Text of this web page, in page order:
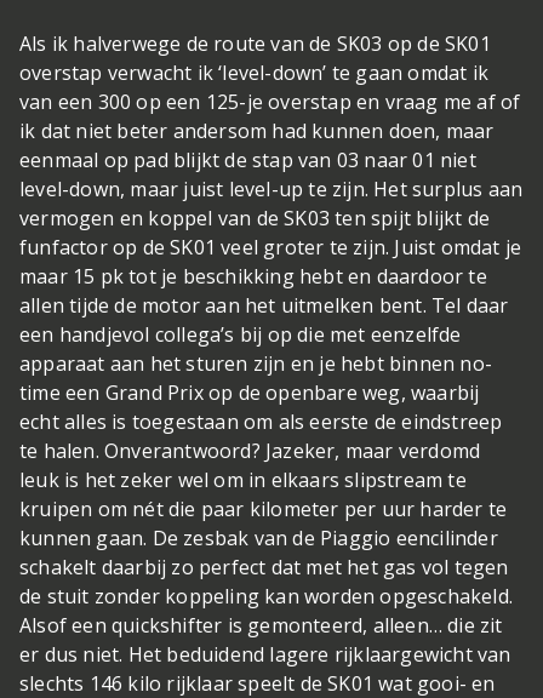
Als ik halverwege de route van de SK03 op de SK01
overstap verwacht ik ‘level-down’ te gaan omdat ik
van een 300 op een 125-je overstap en vraag me af of
ik dat niet beter andersom had kunnen doen, maar
eenmaal op pad blijkt de stap van 03 naar 01 niet
level-down, maar juist level-up te zijn. Het surplus aan
vermogen en koppel van de SK03 ten spijt blijkt de
funfactor op de SK01 veel groter te zijn. Juist omdat je
maar 15 pk tot je beschikking hebt en daardoor te
allen tijde de motor aan het uitmelken bent. Tel daar
een handjevol collega’s bij op die met eenzelfde
apparaat aan het sturen zijn en je hebt binnen no-
time een Grand Prix op de openbare weg, waarbij
echt alles is toegestaan om als eerste de eindstreep
te halen. Onverantwoord? Jazeker, maar verdomd
leuk is het zeker wel om in elkaars slipstream te
kruipen om nét die paar kilometer per uur harder te
kunnen gaan. De zesbak van de Piaggio eencilinder
schakelt daarbij zo perfect dat met het gas vol tegen
de stuit zonder koppeling kan worden opgeschakeld.
Alsof een quickshifter is gemonteerd, alleen… die zit
er dus niet. Het beduidend lagere rijklaargewicht van
slechts 146 kilo rijklaar speelt de SK01 wat gooi- en